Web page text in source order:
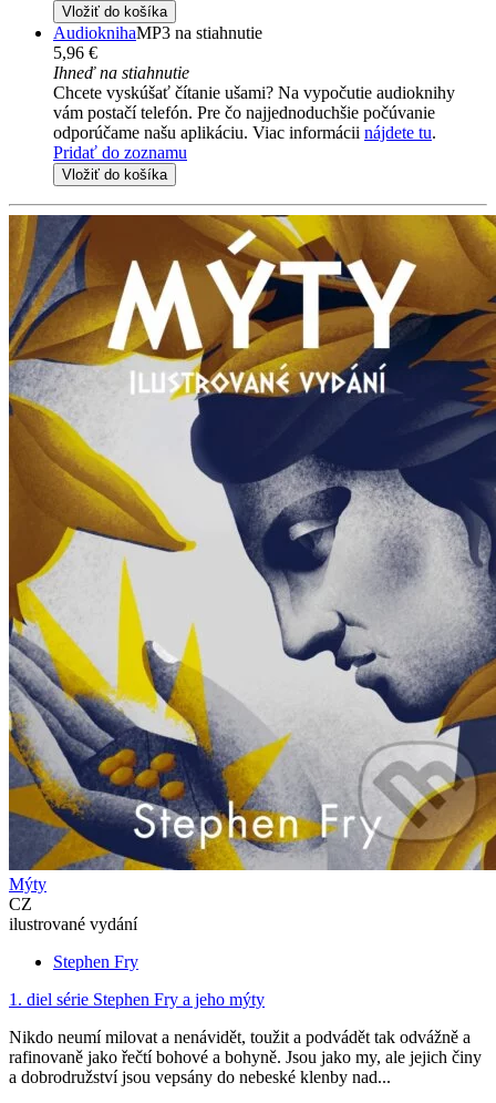
Vložiť do košíka
AudioknihaMP3 na stiahnutie
5,96 €
Ihneď na stiahnutie
Chcete vyskúšať čítanie ušami? Na vypočutie audioknihy
vám postačí telefón. Pre čo najjednoduchšie počúvanie
odporúčame našu aplikáciu. Viac informácii nájdete tu.
Pridať do zoznamu
Vložiť do košíka
Mýty
CZ
ilustrované vydání
Stephen Fry
1. diel série Stephen Fry a jeho mýty
Nikdo neumí milovat a nenávidět, toužit a podvádět tak odvážně a
rafinovaně jako řečtí bohové a bohyně. Jsou jako my, ale jejich činy
a dobrodružství jsou vepsány do nebeské klenby nad...